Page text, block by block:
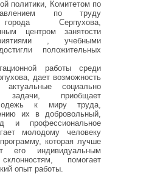
политики, Комитетом по
по труду
Серпухова,
центром занятости
, учебными
положительных
работы среди
дает возможность
актуальные социально
задачи, приобщает
к миру труда,
их в добровольный,
и профессиональное
молодому человеку
которая лучше
его индивидуальным
помогает
опыт работы.